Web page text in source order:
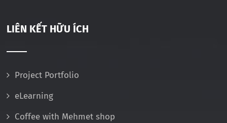
LIÊN KẾT HỮU ÍCH
Project Portfolio
eLearning
Coffee with Mehmet shop